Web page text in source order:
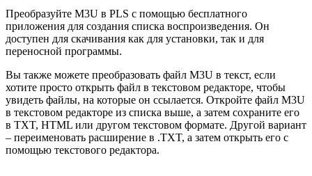
Преобразуйте M3U в PLS с помощью бесплатного
приложения для создания списка воспроизведения. Он
доступен для скачивания как для установки, так и для
переносной программы.
Вы также можете преобразовать файл M3U в текст, если
хотите просто открыть файл в текстовом редакторе, чтобы
увидеть файлы, на которые он ссылается. Откройте файл M3U
в текстовом редакторе из списка выше, а затем сохраните его
в TXT, HTML или другом текстовом формате. Другой вариант
– переименовать расширение в .TXT, а затем открыть его с
помощью текстового редактора.